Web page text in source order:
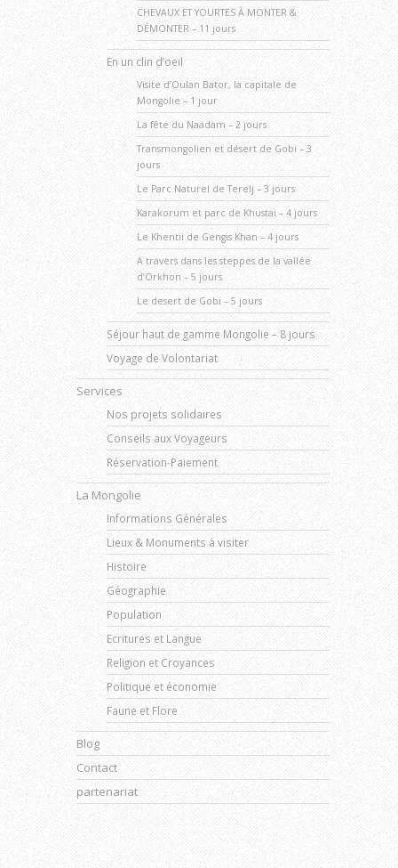
CHEVAUX ET YOURTES À MONTER &
DÉMONTER – 11 jours
En un clin d’oeil
Visite d’Oulan Bator, la capitale de
Mongolie – 1 jour
La fête du Naadam – 2 jours
Transmongolien et désert de Gobi – 3
jours
Le Parc Naturel de Terelj – 3 jours
Karakorum et parc de Khustai – 4 jours
Le Khentii de Gengis Khan – 4 jours
A travers dans les steppes de la vallée
d’Orkhon – 5 jours
Le desert de Gobi – 5 jours
Séjour haut de gamme Mongolie – 8 jours
Voyage de Volontariat
Services
Nos projets solidaires
Conseils aux Voyageurs
Réservation-Paiement
La Mongolie
Informations Générales
Lieux & Monuments à visiter
Histoire
Géographie
Population
Ecritures et Langue
Religion et Croyances
Politique et économie
Faune et Flore
Blog
Contact
partenariat